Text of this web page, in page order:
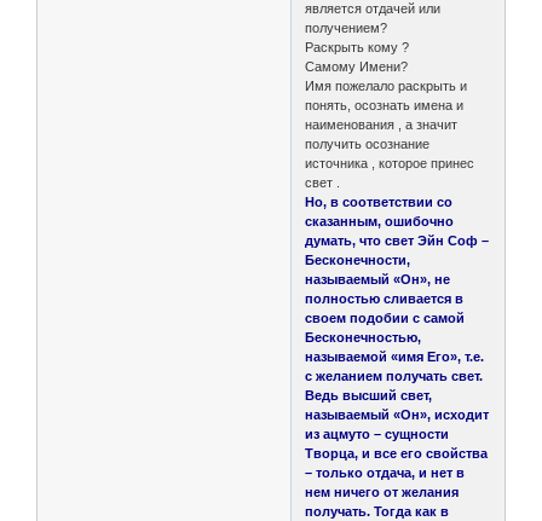
является отдачей или
получением?
Раскрыть кому ?
Самому Имени?
Имя пожелало раскрыть и
понять, осознать имена и
наименования , а значит
получить осознание
источника , которое принес
свет .
Но, в соответствии со
сказанным, ошибочно
думать, что свет Эйн Соф –
Бесконечности,
называемый «Он», не
полностью сливается в
своем подобии с самой
Бесконечностью,
называемой «имя Его», т.е.
с желанием получать свет.
Ведь высший свет,
называемый «Он», исходит
из ацмуто – сущности
Творца, и все его свойства
– только отдача, и нет в
нем ничего от желания
получать. Тогда как в